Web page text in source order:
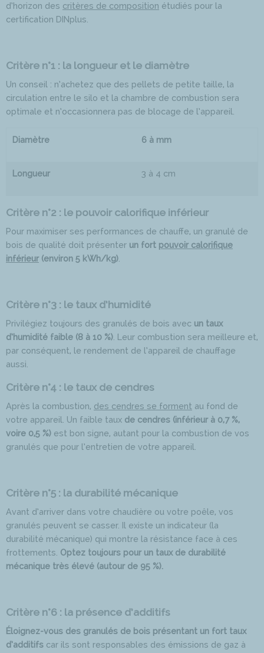
d’horizon des critères de composition étudiés pour la
certification DINplus.
Critère n°1 : la longueur et le diamètre
Un conseil : n’achetez que des pellets de petite taille, la
circulation entre le silo et la chambre de combustion sera
optimale et n’occasionnera pas de blocage de l’appareil.
Diamètre 6 à mm
Longueur 3 à 4 cm
Critère n°2 : le pouvoir calorifique inférieur
Pour maximiser ses performances de chauffe, un granulé de
bois de qualité doit présenter un fort pouvoir calorifique
inférieur (environ 5 kWh/kg)
Critère n°3 : le taux d’humidité
Privilégiez toujours des granulés de bois avec un taux
d’humidité faible (8 à 10 %) . Leur combustion sera meilleure et,
par conséquent, le rendement de l’appareil de chauffage
aussi.
Critère n°4 : le taux de cendres
Après la combustion, des cendres se forment au fond de
votre appareil. Un faible taux de cendres (inférieur à 0,7 %,
voire 0,5 %) est bon signe, autant pour la combustion de vos
granulés que pour l’entretien de votre appareil.
Critère n°5 : la durabilité mécanique
Avant d’arriver dans votre chaudière ou votre poêle, vos
granulés peuvent se casser. Il existe un indicateur (la
durabilité mécanique) qui montre la résistance face à ces
frottements. Optez toujours pour un taux de durabilité
mécanique très élevé (autour de 95 %).
Critère n°6 : la présence d’additifs
Éloignez-vous des granulés de bois présentant un fort taux
d’additifs car ils sont responsables des émissions de gaz à